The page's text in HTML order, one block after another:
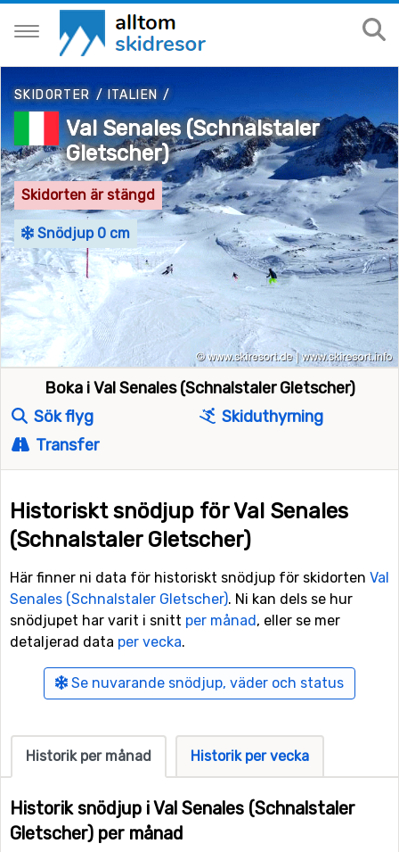
SKIDORTER / ITALIEN /
Val Senales (Schnalstaler
Gletscher)
Skidorten är stängd
Snödjup 0 cm
Boka i Val Senales (Schnalstaler Gletscher)
Sök flyg
Skiduthyrning
Transfer
Historiskt snödjup för Val Senales
(Schnalstaler Gletscher)
Här finner ni data för historiskt snödjup för skidorten Val
Senales (Schnalstaler Gletscher). Ni kan dels se hur
snödjupet har varit i snitt per månad, eller se mer
detaljerad data per vecka.
Se nuvarande snödjup, väder och status
Historik per månad Historik per vecka
Historik snödjup i Val Senales (Schnalstaler
Gletscher) per månad